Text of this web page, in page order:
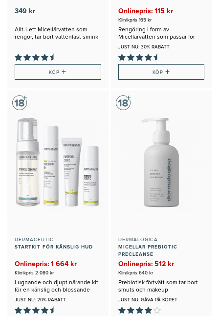
349 kr
Allt-i-ett Micellärvatten som
rengör, tar bort vattenfast smink
KÖP+
Onlinepris: 115 kr
Klinikpris 165 kr
Rengöring i form av
Micellärvatten som passar för
alla Hudtyper
JUST NU: 30% RABATT
KÖP +
DERMACEUTIC
STARTKIT FÖR KÄNSLIG HUD
Onlinepris: 1 664 kr
Klinikpris 2 080 kr
Lugnande och djupt närande kit
för en känslig och blossande
hud
JUST NU: 20% RABATT
DERMALOGICA
MICELLAR PREBIOTIC
PRECLEANSE
Onlinepris: 512 kr
Klinikpris 640 kr
Prebiotisk förtvätt som tar bort
smuts och makeup
JUST NU: GÅVA PÅ KÖPET